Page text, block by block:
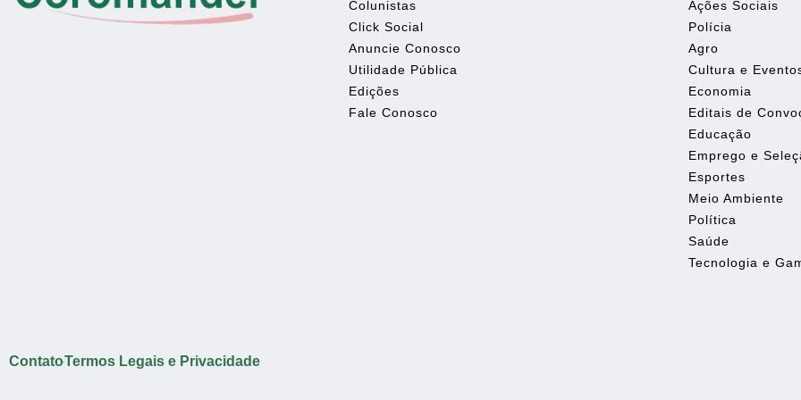
Colunistas
Click Social
Anuncie Conosco
Utilidade Pública
Edições
Fale Conosco
Ações Sociais
Polícia
Agro
Cultura e
Economia
Editais de
Educação
Emprego e
Esportes
Meio Ambiente
Política
Saúde
Tecnologia e
ContatoTermos Legais e Privacidade